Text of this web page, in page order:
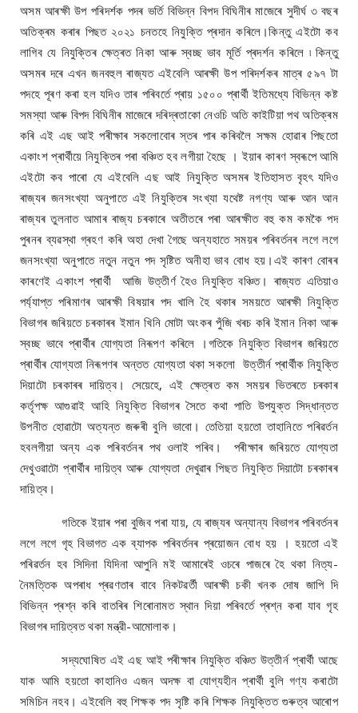
অসম আৰক্ষী উপ পৰিদৰ্শক পদৰ ভৰ্তি বিভিন্ন বিপদ বিঘিনীৰ মাজেৰে সুদীর্ঘ ৩ বছৰ
অতিক্ৰম কৰাৰ পিছত ২০২১ চনতহে নিযুক্তি প্ৰদান কৰিলে।কিন্তু এইটো কব
লাগিব যে নিযুক্তিৰ ক্ষেত্ৰত নিকা আৰু স্বচ্ছ ভাব মূৰ্তি প্ৰদৰ্শন কৰিলে ৷ কিন্তু
অসমৰ দৰে এখন জনবহুল ৰাজ্যত এইবেলি আৰক্ষী উপ পৰিদৰ্শকৰ মাত্ৰ ৫৯৭ টা
পদহে পূৰণ কৰা হল যদিও তাৰ পৰিবৰ্তে প্ৰায় ১৫০০ প্ৰাৰ্থী ইতিমধ্যে বিভিন্ন কষ্ট
সমস্যা আৰু বিপদ বিঘিনীৰ মাজেৰে দৰিদ্ৰতাকো নেওচি অতি কাইটিয়া পথ অতিক্ৰম
কৰি এই এছ আই পৰীক্ষাৰ সকলোবোৰ স্তৰ পাৰ কৰিবলৈ সক্ষম হোৱাৰ পিছতো
একাংশ প্ৰাৰ্থীয়ে নিযুক্তিৰ পৰা বঞ্চিত হব লগীয়া হৈছে । ইয়াৰ কাৰণ স্বৰূপে আমি
এইটো কব পাৰো যে এইবেলি এছ আই নিযুক্তি অসমৰ ইতিহাসত বৃহৎ যদিও
ৰাজ্যৰ জনসংখ্যা অনুপাতে এই নিযুক্তিৰ সংখ্যা যথেষ্ট নগণ্য আৰু আন আন
ৰাজ্যৰ তুলনাত আমাৰ ৰাজ্য চৰকাৰে অতীতৰে পৰা আৰক্ষীত বহু কম কমকৈ পদ
পুৰনৰ ব্যৱস্থা গ্ৰহণ কৰি অহা দেখা গৈছে অন্যহাতে সময়ৰ পৰিবৰ্তনৰ লগে লগে
জনসংখ্যা অনুপাতে নতুন নতুন পদ সৃষ্টিত অনীহা ভাব বোধ হয়।এই কাৰণ বোৰৰ
কাৰণেই একাংশ প্ৰাৰ্থী আজি উত্তীৰ্ণ হৈও নিযুক্তি বঞ্চিত। ৰাজ্যত এতিয়াও
পৰ্য্যাপ্ত পৰিমাণৰ আৰক্ষী বিষয়াৰ পদ খালি হৈ থকাৰ সময়তে আৰক্ষী নিযুক্তি
বিভাগৰ জৰিয়তে চৰকাৰৰ ইমান খিনি মোটা অংকৰ পুঁজি খৰচ কৰি ইমান নিকা আৰু
স্বচ্ছ ভাবে প্ৰাৰ্থীৰ যোগ্যতা নিৰূপণ কৰিলে ।গতিকে নিযুক্তি বিভাগৰ জৰিয়তে
প্ৰাৰ্থীৰ যোগ্যতা নিৰূপণৰ অন্তত যোগ্যতা থকা সকলো উত্তীৰ্ন প্ৰাৰ্থীক নিযুক্তি
দিয়াটো চৰকাৰৰ দায়িত্ব। সেয়েহে, এই ক্ষেত্ৰত কম সময়ৰ ভিতৰতে চৰকাৰ
কর্তৃপক্ষ আগুৱাই আহি নিযুক্তি বিভাগৰ সৈতে কথা পাতি উপযুক্ত সিদ্ধান্তত
উপনীত হোৱাটো অত্যন্ত জৰুৰী বুলি ভাবো। তেতিয়া হয়তো তাহানিতে পৰিৱৰ্তন
হবলগীয়া অন্য এক পৰিবৰ্তনৰ পথ ওলাই পৰিব। পৰীক্ষাৰ জৰিয়তে যোগ্যতা
দেখুওৱাটো প্ৰাৰ্থীৰ দায়িত্ব আৰু যোগ্যতা দেখুৱাৰ পিছত নিযুক্তি দিয়াটো চৰকাৰৰ
দায়িত্ব।
গতিকে ইয়াৰ পৰা বুজিব পৰা যায়, যে ৰাজ্যৰ অন্যান্য বিভাগৰ পৰিবৰ্তনৰ
লগে লগে গৃহ বিভাগত এক ব্যাপক পৰিবৰ্তনৰ প্ৰয়োজন বোধ হয় । হয়তো এই
পৰিৱৰ্তন হব সিদিনা যিদিনা আপুনি মই আমাৰেই ওচৰে পাজৰে হৈ থকা নিত্য-
নৈমত্তিক অপৰাধ প্ৰৱণতাৰ বাবে নিকটৱৰ্তী আৰক্ষী চকী খনক দোষ জাপি দি
বিভিন্ন প্ৰশ্ন কৰি বাতৰিৰ শিৰোনামত স্থান দিয়া পৰিবৰ্তে প্ৰশ্ন কৰা যাব গৃহ
বিভাগৰ দায়িত্বত থকা মন্ত্রী-আমোলাক।
সদ্যঘোষিত এই এছ আই পৰীক্ষাৰ নিযুক্তি বঞ্চিত উত্তীৰ্ন প্ৰাৰ্থী আছে
যাক আমি হয়তো কাহানিও এজন অদক্ষ বা যোগ্যহীন প্ৰাৰ্থী বুলি গণ্য কৰাটো
সমিচিন নহব। এইবেলি বহু শিক্ষক পদ সৃষ্টি কৰি শিক্ষক নিযুক্তিত গুৰুত্ব আৰোপ